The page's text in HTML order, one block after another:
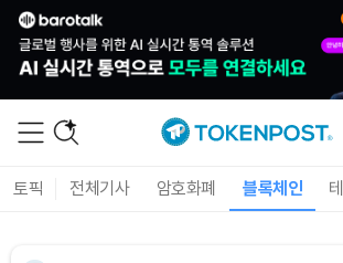
토픽 전체기사 암호화폐 블록체인
XRP (XRP)